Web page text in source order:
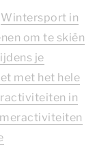
Wintersport in
om te skiën
je
met het hele
in